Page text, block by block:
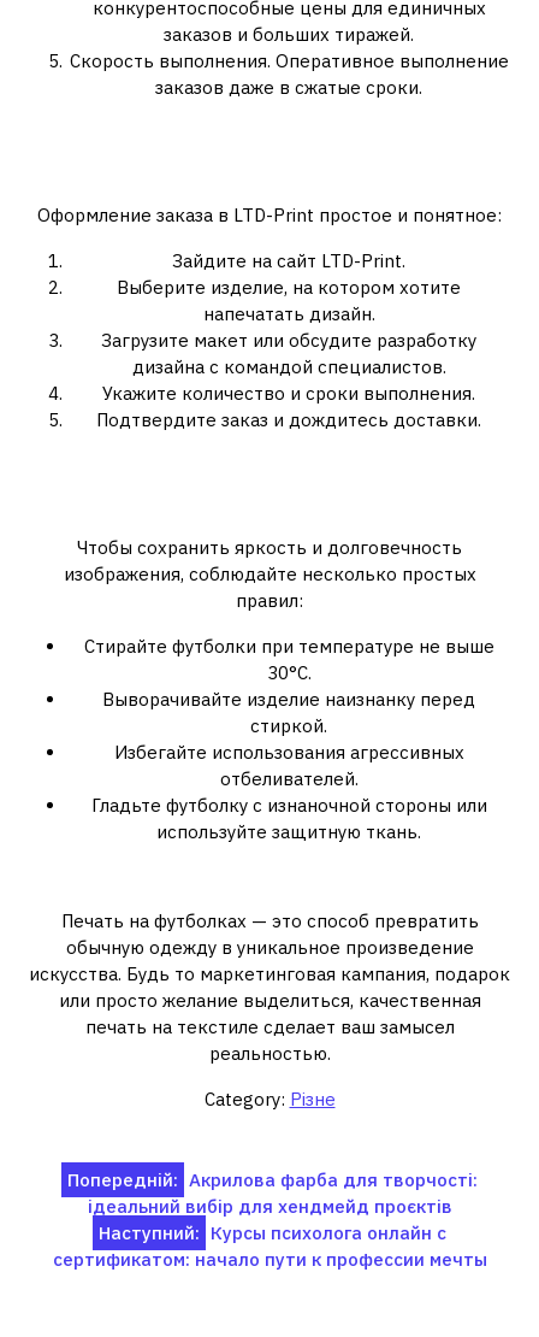
конкурентоспособные цены для единичных
заказов и больших тиражей.
Скорость выполнения. Оперативное выполнение
заказов даже в сжатые сроки.
Оформление заказа в LTD-Print простое и понятное:
Зайдите на сайт LTD-Print.
Выберите изделие, на котором хотите
напечатать дизайн.
Загрузите макет или обсудите разработку
дизайна с командой специалистов.
Укажите количество и сроки выполнения.
Подтвердите заказ и дождитесь доставки.
Чтобы сохранить яркость и долговечность
изображения, соблюдайте несколько простых
правил:
Стирайте футболки при температуре не выше
30°C.
Выворачивайте изделие наизнанку перед
стиркой.
Избегайте использования агрессивных
отбеливателей.
Гладьте футболку с изнаночной стороны или
используйте защитную ткань.
Печать на футболках — это способ превратить
обычную одежду в уникальное произведение
искусства. Будь то маркетинговая кампания, подарок
или просто желание выделиться, качественная
печать на текстиле сделает ваш замысел
реальностью.
Category: Різне
Навігація
записів
Попередній: Акрилова фарба для творчості:
ідеальний вибір для хендмейд проєктів
Наступний: Курсы психолога онлайн с
сертификатом: начало пути к профессии мечты